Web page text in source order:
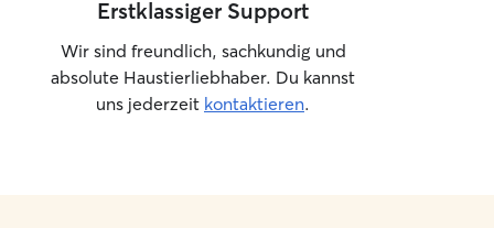
Erstklassiger Support
Wir sind freundlich, sachkundig und
absolute Haustierliebhaber. Du kannst
uns jederzeit kontaktieren.